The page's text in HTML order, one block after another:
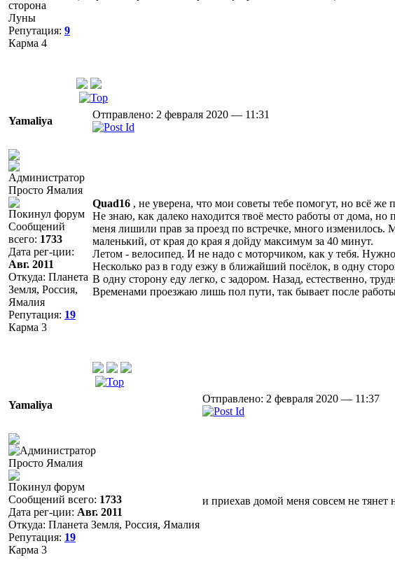
сторона
Луны
Репутация: 9
Карма 4
Yamaliya
Отправлено: 2 февраля 2020 — 11:31
Просто Ямалия
Покинул форум
Сообщений
всего: 1733
Дата рег-ции:
Авг. 2011
Откуда: Планета
Земля, Россия,
Ямалия
Репутация: 19
Карма 3
Quad16 , не уверена, что мои советы тебе помогут, но всё же
Не знаю, как далеко находится твоё место работы от дома,
меня лишили прав за проезд по встречке, много
маленький, от края до края я дойду максимум за 40 минут.
Летом - велосипед. И не надо с моторчиком, как у тебя.
Несколько раз в году езжу в ближайший посёлок, в одну
В одну сторону еду легко, с задором. Назад, естественно,
Временами проезжаю лишь пол пути, так бывает после
Yamaliya
Отправлено: 2 февраля 2020 — 11:37
Просто Ямалия
Покинул форум
Сообщений всего: 1733
Дата рег-ции: Авг. 2011
Откуда: Планета Земля, Россия, Ямалия
Репутация: 19
Карма 3
и приехав домой меня совсем не тянет